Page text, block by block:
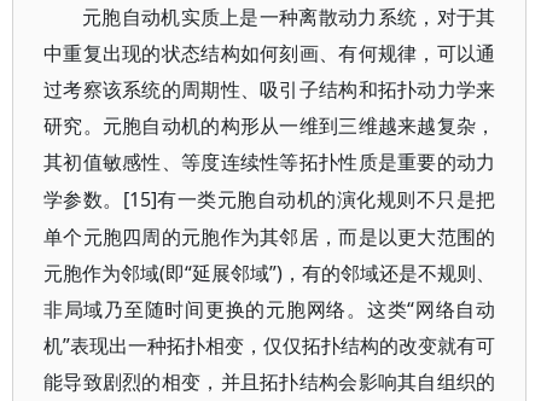
元胞自动机实质上是一种离散动力系统，对于其
中重复出现的状态结构如何刻画、有何规律，可以通
过考察该系统的周期性、吸引子结构和拓扑动力学来
研究。元胞自动机的构形从一维到三维越来越复杂，
其初值敏感性、等度连续性等拓扑性质是重要的动力
学参数。 [15]有一类元胞自动机的演化规则不只是把
单个元胞四周的元胞作为其邻居，而是以更大范围的
元胞作为邻域(即“延展邻域”)，有的邻域还是不规则、
非局域乃至随时间更换的元胞网络。这类“网络自动
机”表现出一种拓扑相变，仅仅拓扑结构的改变就有可
能导致剧烈的相变，并且拓扑结构会影响其自组织的